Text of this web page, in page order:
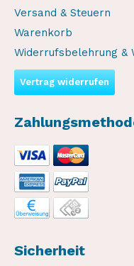
Versand & Steuern
Warenkorb
Widerrufsbelehrung &
Vertrag widerrufen
Sicherheit